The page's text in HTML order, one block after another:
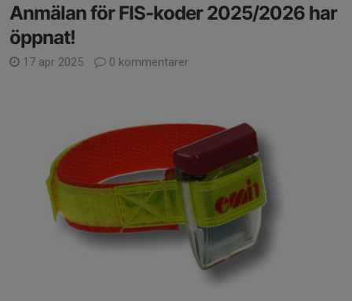
Anmälan för FIS-koder 2025/2026 har
öppnat!
17 apr 2025 0 kommentarer